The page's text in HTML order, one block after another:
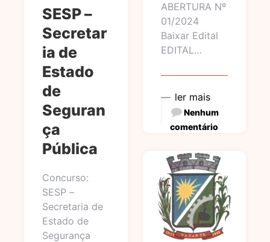
SESP –
Secretar
ia de
Estado
de
Seguran
ça
Pública
Concurso:
SESP –
Secretaria de
Estado de
Segurança
ABERTURA Nº
01/2024
Baixar Edital
EDITAL…
ler mais
Nenhum
comentário